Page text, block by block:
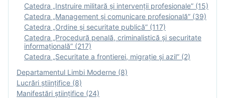
Catedra „Instruire militară şi intervenţii profesionale” (15)
Catedra „Management și comunicare profesională” (39)
Catedra „Ordine și securitate publică” (117)
Catedra „Procedură penală, criminalistică și securitate
informațională” (217)
Catedra „Securitate a frontierei, migrație și azil” (2)
Departamentul Limbi Moderne (8)
Lucrări științifice (8)
Manifestări ştiinţifice (24)